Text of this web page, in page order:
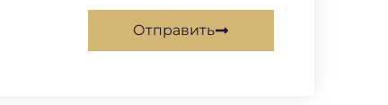
Отправить